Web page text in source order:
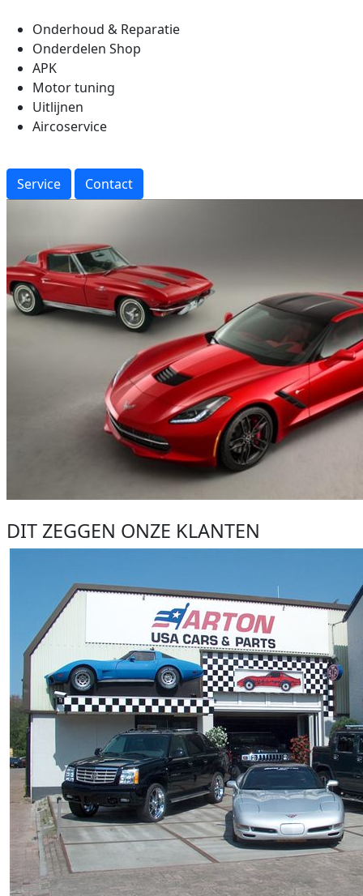
Onderhoud & Reparatie
Onderdelen Shop
APK
Motor tuning
Uitlijnen
Aircoservice
Service Contact
DIT ZEGGEN ONZE KLANTEN